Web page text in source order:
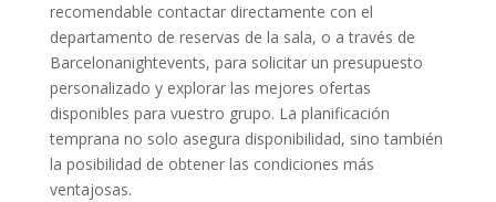
recomendable contactar directamente con el
departamento de reservas de la sala, o a través de
Barcelonanightevents, para solicitar un presupuesto
personalizado y explorar las mejores ofertas
disponibles para vuestro grupo. La planificación
temprana no solo asegura disponibilidad, sino también
la posibilidad de obtener las condiciones más
ventajosas.